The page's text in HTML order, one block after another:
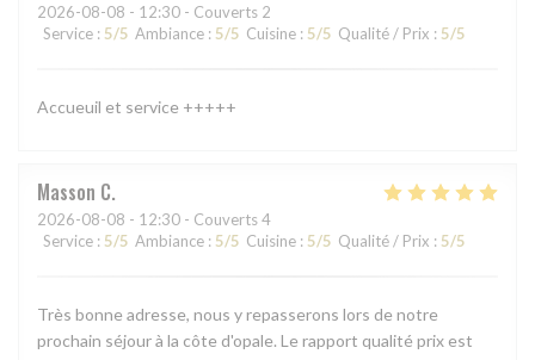
2026-08-08 - 12:30 - Couverts 2
Service : 5/5 Ambiance : 5/5 Cuisine : 5/5 Qualité / Prix : 5/5
Accueuil et service +++++
Masson C
2026-08-08 - 12:30 - Couverts 4
Service : 5/5 Ambiance : 5/5 Cuisine : 5/5 Qualité / Prix : 5/5
Très bonne adresse, nous y repasserons lors de notre
prochain séjour à la côte d'opale. Le rapport qualité prix est